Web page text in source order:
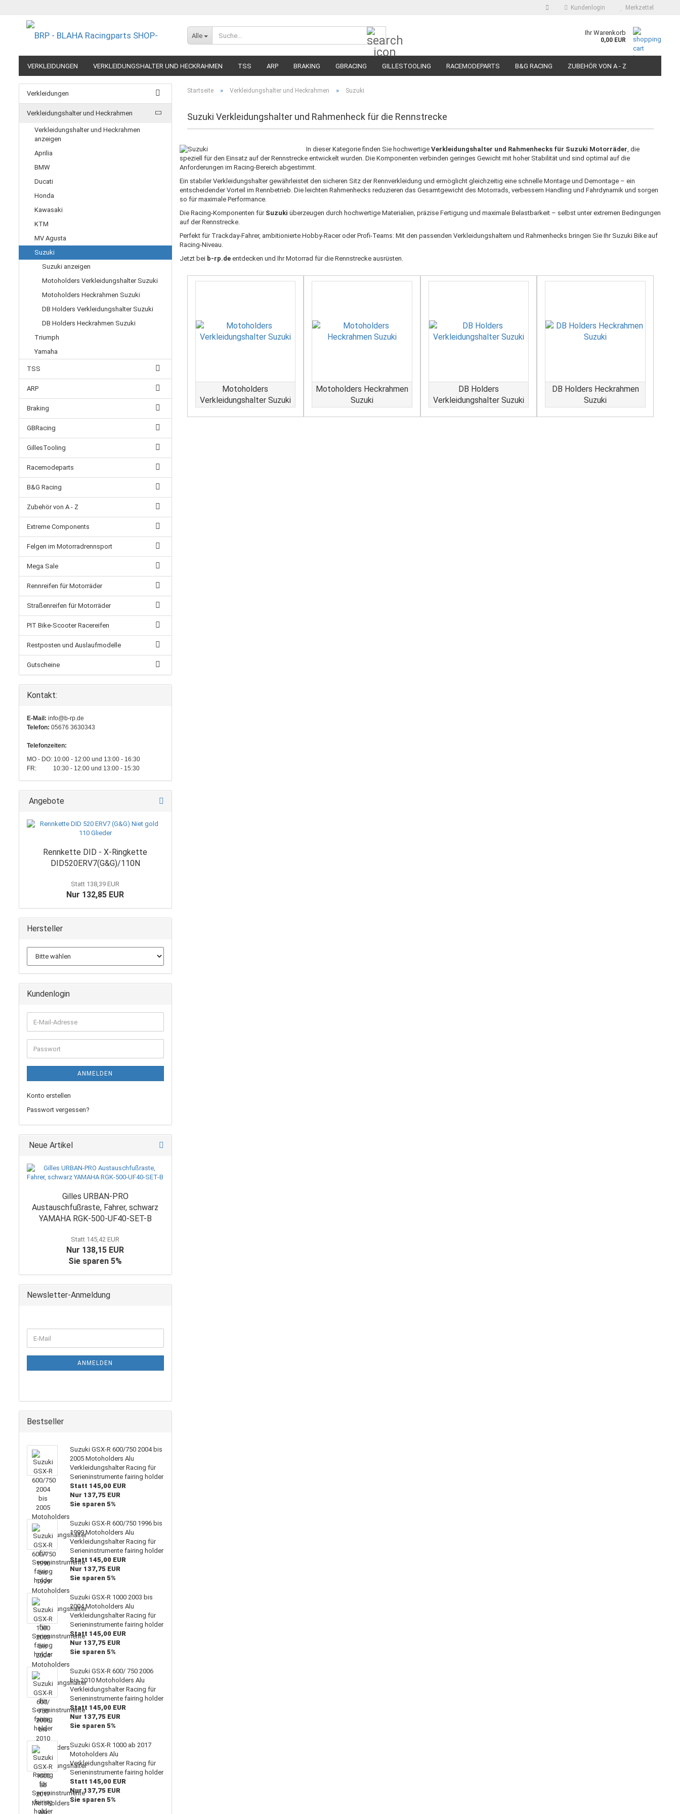
Kundenlogin
Konto erstellen
Passwort vergessen?
Merkzettel
Alle Ihr Warenkorb
0,00 EUR
VERKLEIDUNGEN VERKLEIDUNGSHALTER UND HECKRAHMEN TSS ARP BRAKING GBRACING GILLESTOOLING RACEMODEPARTS B&G RACING ZUBEHÖR VON A - Z
EXTREME COMPONENTS FELGEN IM MOTORRADRENNSPORT MEGA SALE RENNREIFEN FÜR MOTORRÄDER
Startseite » Verkleidungshalter und Heckrahmen » Suzuki
Suzuki Verkleidungshalter und Rahmenheck für die Rennstrecke
In dieser Kategorie finden Sie hochwertige Verkleidungshalter und Rahmenhecks für Suzuki Motorräder, die
speziell für den Einsatz auf der Rennstrecke entwickelt wurden. Die Komponenten verbinden geringes Gewicht mit hoher Stabilität und sind optimal auf die
Anforderungen im Racing-Bereich abgestimmt.
Ein stabiler Verkleidungshalter gewährleistet den sicheren Sitz der Rennverkleidung und ermöglicht gleichzeitig eine schnelle Montage und Demontage – ein
entscheidender Vorteil im Rennbetrieb. Die leichten Rahmenhecks reduzieren das Gesamtgewicht des Motorrads, verbessern Handling und Fahrdynamik und sorgen
so für maximale Performance.
Die Racing-Komponenten für Suzuki überzeugen durch hochwertige Materialien, präzise Fertigung und maximale Belastbarkeit – selbst unter extremen Bedingungen
auf der Rennstrecke.
Perfekt für Trackday-Fahrer, ambitionierte Hobby-Racer oder Profi-Teams: Mit den passenden Verkleidungshaltern und Rahmenhecks bringen Sie Ihr Suzuki Bike auf
Racing-Niveau.
Jetzt bei b-rp.deentdecken und Ihr Motorrad für die Rennstrecke ausrüsten.
Motoholders
Verkleidungshalter Suzuki
Motoholders Heckrahmen
Suzuki
DB Holders
Verkleidungshalter Suzuki
DB Holders Heckrahmen
Suzuki
Verkleidungen
Verkleidungshalter und Heckrahmen
Verkleidungshalter und Heckrahmen
anzeigen
Aprilia
BMW
Ducati
Honda
Kawasaki
KTM
MV Agusta
Suzuki
Suzuki anzeigen
Motoholders Verkleidungshalter Suzuki
Motoholders Heckrahmen Suzuki
DB Holders Verkleidungshalter Suzuki
DB Holders Heckrahmen Suzuki
Triumph
Yamaha
TSS
ARP
Braking
GBRacing
GillesTooling
Racemodeparts
B&G Racing
Zubehör von A - Z
Extreme Components
Felgen im Motorradrennsport
Mega Sale
Rennreifen für Motorräder
Straßenreifen für Motorräder
PIT Bike-Scooter Racereifen
Restposten und Auslaufmodelle
Gutscheine
Kontakt:
E-Mail: info@b-rp.de
Telefon: 05676 3630343
Telefonzeiten:
MO - DO: 10:00 - 12:00 und 13:00 - 16:30
FR: 10:30 - 12:00 und 13:00 - 15:30
Angebote
Rennkette DID - X-Ringkette
DID520ERV7(G&G)/110N
Statt 138,39 EUR
Nur 132,85 EUR
Hersteller
Kundenlogin
E-
Mail-
Adresse
Passwort
ANMELDEN
Konto erstellen
Passwort vergessen?
Neue Artikel
Gilles URBAN-PRO
Austauschfußraste, Fahrer, schwarz
YAMAHA RGK-500-UF40-SET-B
Statt 145,42 EUR
Nur 138,15 EUR
Sie sparen 5%
Newsletter-Anmeldung
ZUR
E-
Mail
ANMELDEN
Bestseller
Suzuki GSX-R 600/750 2004 bis
2005 Motoholders Alu
Verkleidungshalter Racing für
Serieninstrumente fairing holder
Statt 145,00 EUR
Nur 137,75 EUR
Sie sparen 5%
Suzuki GSX-R 600/750 1996 bis
1999 Motoholders Alu
Verkleidungshalter Racing für
Serieninstrumente fairing holder
Statt 145,00 EUR
Nur 137,75 EUR
Sie sparen 5%
Suzuki GSX-R 1000 2003 bis
2004 Motoholders Alu
Verkleidungshalter Racing für
Serieninstrumente fairing holder
Statt 145,00 EUR
Nur 137,75 EUR
Sie sparen 5%
Suzuki GSX-R 600/ 750 2006
bis 2010 Motoholders Alu
Verkleidungshalter Racing für
Serieninstrumente fairing holder
Statt 145,00 EUR
Nur 137,75 EUR
Sie sparen 5%
Suzuki GSX-R 1000 ab 2017
Motoholders Alu
Verkleidungshalter Racing für
Serieninstrumente fairing holder
Statt 145,00 EUR
Nur 137,75 EUR
Sie sparen 5%